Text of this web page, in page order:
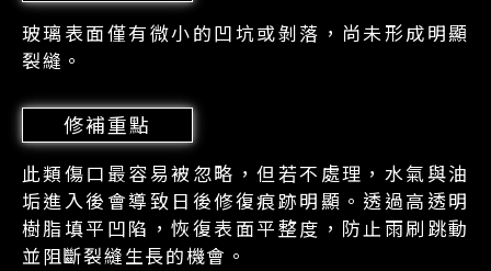
玻璃表面僅有微小的凹坑或剝落，尚未形成明顯
裂縫。
修補重點
此類傷口最容易被忽略，但若不處理，水氣與油
垢進入後會導致日後修復痕跡明顯。透過高透明
樹脂填平凹陷，恢復表面平整度，防止雨刷跳動
並阻斷裂縫生長的機會。